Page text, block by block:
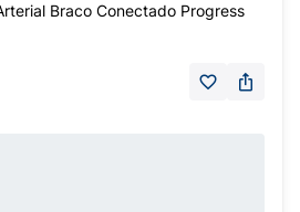
Braco Conectado Progress